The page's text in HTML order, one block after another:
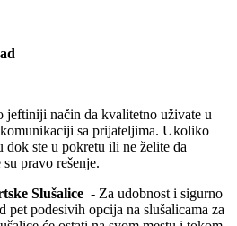
jeftiniji način da kvalitetno uživate u
sa prijateljima. Ukoliko
dok ste u pokretu ili ne želite da
pravo rešenje.
Slušalice - Za udobnost i sigurno
pet podesivih opcija na slušalicama za